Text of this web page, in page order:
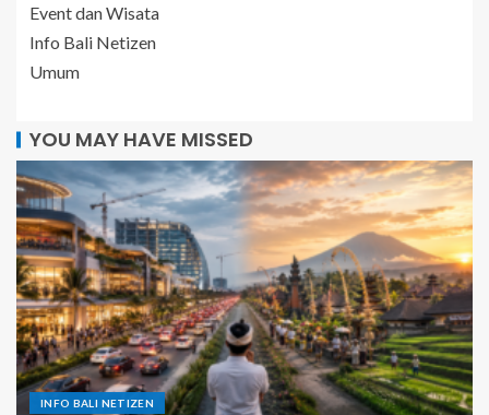
Event dan Wisata
Info Bali Netizen
Umum
YOU MAY HAVE MISSED
INFO BALI NETIZEN